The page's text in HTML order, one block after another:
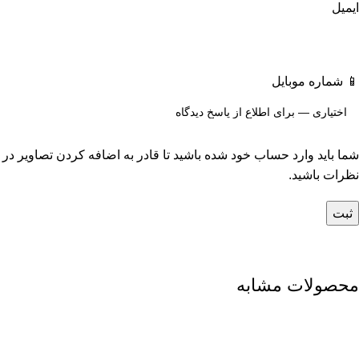
ایمیل
📱 شماره موبایل
شما باید وارد حساب خود شده باشید تا قادر به اضافه کردن تصاویر در
نظرات باشید.
محصولات مشابه